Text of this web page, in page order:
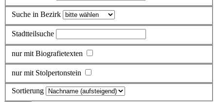
Suche in Bezirk
Stadtteilsuche
nur mit Biografietexten
nur mit Stolpertonstein
Sortierung